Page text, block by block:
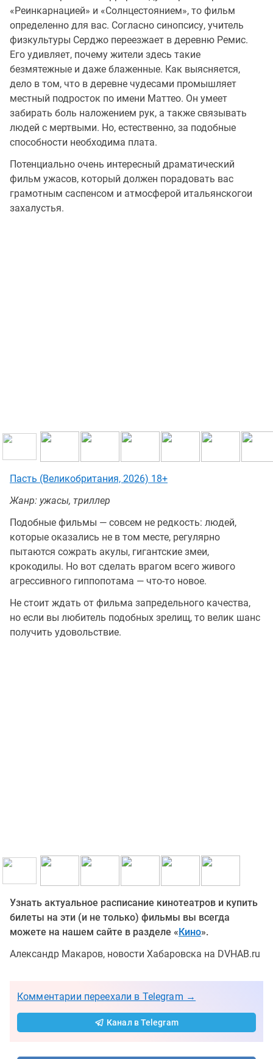
«Реинкарнацией» и «Солнцестоянием», то фильм
определенно для вас. Согласно синопсису, учитель
физкультуры Серджо переезжает в деревню Ремис.
Его удивляет, почему жители здесь такие
безмятежные и даже блаженные. Как выясняется,
дело в том, что в деревне чудесами промышляет
местный подросток по имени Маттео. Он умеет
забирать боль наложением рук, а также связывать
людей с мертвыми. Но, естественно, за подобные
способности необходима плата.
Потенциально очень интересный драматический
фильм ужасов, который должен порадовать вас
грамотным саспенсом и атмосферой итальянскогои
захалустья.
Пасть (Великобритания, 2026) 18+
Жанр: ужасы, триллер
Подобные фильмы — совсем не редкость: людей,
которые оказались не в том месте, регулярно
пытаются сожрать акулы, гигантские змеи,
крокодилы. Но вот сделать врагом всего живого
агрессивного гиппопотама — что-то новое.
Не стоит ждать от фильма запредельного качества,
но если вы любитель подобных зрелищ, то велик шанс
получить удовольствие.
Узнать актуальное расписание кинотеатров и купить
билеты на эти (и не только) фильмы вы всегда
можете на нашем сайте в разделе «Кино».
Александр Макаров, новости Хабаровска на DVHAB.ru
Комментарии переехали в Telegram →
Канал в Telegram